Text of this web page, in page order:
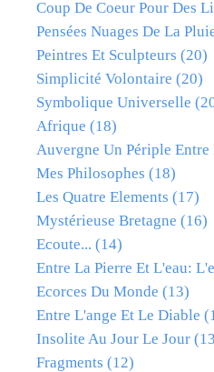
Coup De Coeur Pour Des
Pensées Nuages De La
Peintres Et Sculpteurs (20)
Simplicité Volontaire (20)
Symbolique Universelle
Afrique (18)
Auvergne Un Périple Entre
Mes Philosophes (18)
Les Quatre Elements (17)
Mystérieuse Bretagne (16)
Ecoute... (14)
Entre La Pierre Et L'eau:
Ecorces Du Monde (13)
Entre L'ange Et Le Diable
Insolite Au Jour Le Jour
Fragments (12)